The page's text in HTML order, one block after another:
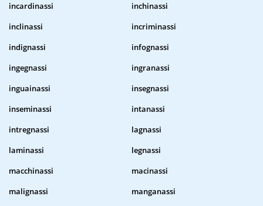
incardinassi
inchinassi
inclinassi
incriminassi
indignassi
infognassi
ingegnassi
ingranassi
inguainassi
insegnassi
inseminassi
intanassi
intregnassi
lagnassi
laminassi
legnassi
macchinassi
macinassi
malignassi
manganassi